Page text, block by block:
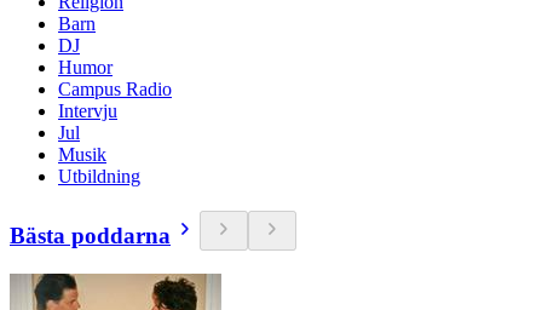
Barn
DJ
Humor
Campus Radio
Intervju
Jul
Musik
Utbildning
Bästa poddarna